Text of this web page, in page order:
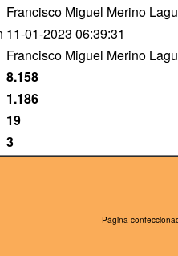
Francisco Miguel Merino
11-01-2023 06:39:31
Francisco Miguel Merino
8.158
1.186
19
3
Página